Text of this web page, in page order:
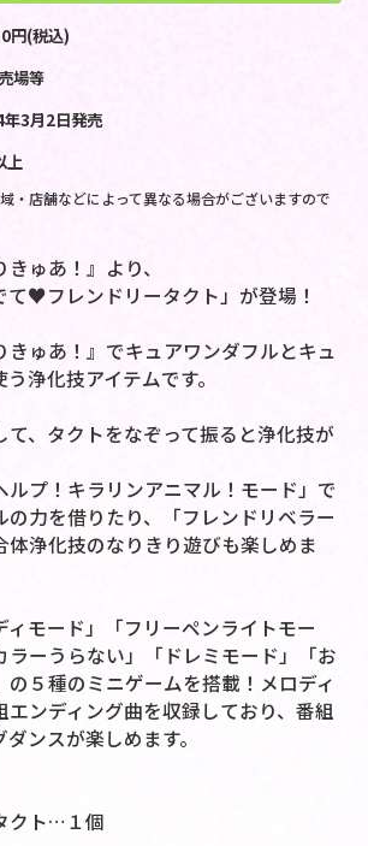
円(税込)
場等
年3月2日発売
上
・店舗などによって異なる場合がございますので
きゅあ！』より、
て♥フレンドリータクト」が登場！
きゅあ！』でキュアワンダフルとキュ
浄化技アイテムです。
て、タクトをなぞって振ると浄化技が
ルプ！キラリンアニマル！モード」で
の力を借りたり、「フレンドリベラー
体浄化技のなりきり遊びも楽しめま
ィモード」「フリーペンライトモー
ラーうらない」「ドレミモード」「お
の５種のミニゲームを搭載！メロディ
エンディング曲を収録しており、番組
ンスが楽しめます。
クト…１個